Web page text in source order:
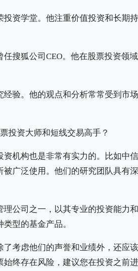
资学堂。他注重价值投资和长期
搜狐公司CEO。他在股票投资领
验。他的观点和分析常常受到市
机构也是非常有实力的。比如中
广泛使用。他们的研究团队具有
公司之一，以其专业的投资能力
型的基金产品。
考虑他们的声誉和业绩外，还应
终存在风险，建议您在投资之前